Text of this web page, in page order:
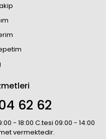
62 62
- 18:00 C.tesi 09:00 - 14:00
vermektedir.